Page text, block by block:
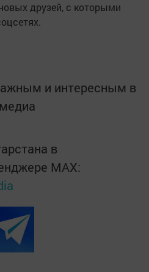
друзей, с которыми
и интересным в
в
MАХ: